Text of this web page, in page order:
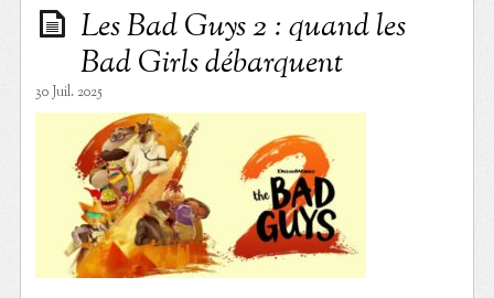
Les Bad Guys 2 : quand les
Bad Girls débarquent
30 Juil. 2025